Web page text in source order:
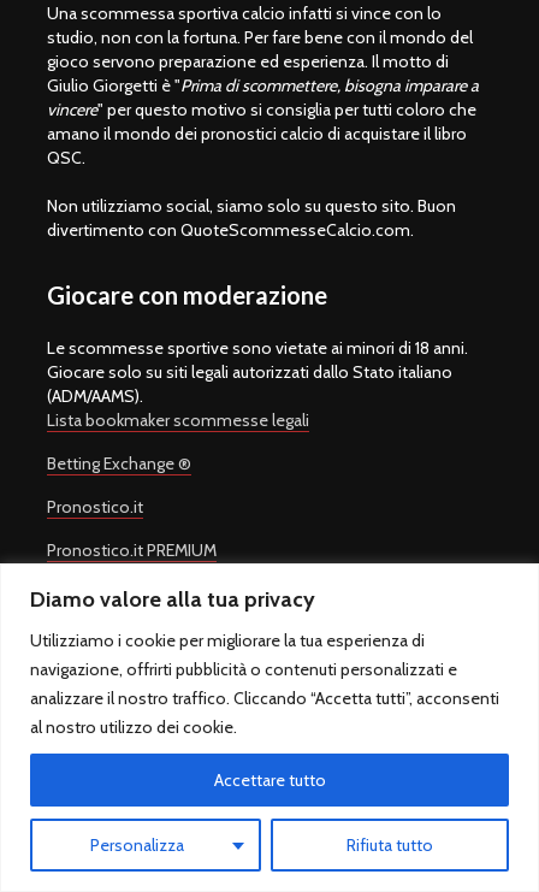
Diamo valore alla tua privacy
Utilizziamo i cookie per migliorare la tua esperienza di
navigazione, offrirti pubblicità o contenuti personalizzati e
analizzare il nostro traffico. Cliccando “Accetta tutti”, acconsenti
al nostro utilizzo dei cookie.
Personalizza Rifiuta tutto
Accettare tutto
Una scommessa sportiva calcio infatti si vince con lo
studio, non con la fortuna. Per fare bene con il mondo del
gioco servono preparazione ed esperienza. Il motto di
Giulio Giorgetti è "Prima di scommettere, bisogna imparare a
vincere" per questo motivo si consiglia per tutti coloro che
amano il mondo dei pronostici calcio di acquistare il libro
QSC.
Non utilizziamo social, siamo solo su questo sito. Buon
divertimento con QuoteScommesseCalcio.com.
Giocare con moderazione
Le scommesse sportive sono vietate ai minori di 18 anni.
Giocare solo su siti legali autorizzati dallo Stato italiano
(ADM/AAMS).
Lista bookmaker scommesse legali
Betting Exchange ®
Pronostico.it
Pronostico.it PREMIUM
Copyright © 2008-2026.Quote Scommesse CalcioSito Ufficiale -
Un progetto diGiulio Giorgetti. Quote Scommesse Calcio ® è un
marchio registrato.
Quote Scommesse Calcio fornisce pronostici sulle principali
Dogane e Monopoli ed è riservato ai maggiori di 18 anni.
10917021007 - Via Alessandro Cruto 8, 00146 Roma (RM) – Italia -
Tel. 06/5583920 - info@quotescommessecalcio.com -Privacy
Policy-Cookie Policy-Twitter-Google News-Chi Siamo-